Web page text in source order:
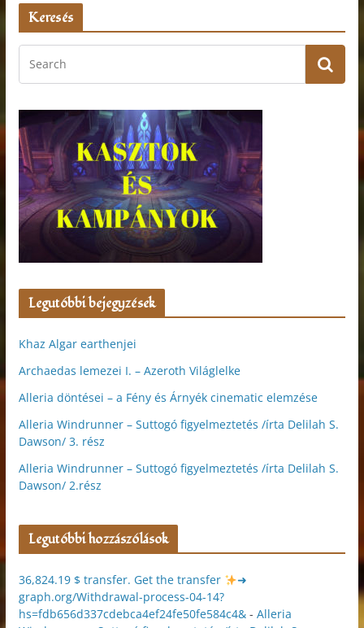
Keresés
Legutóbbi bejegyzések
Khaz Algar earthenjei
Archaedas lemezei I. – Azeroth Világlelke
Alleria döntései – a Fény és Árnyék cinematic elemzése
Alleria Windrunner – Suttogó figyelmeztetés /írta Delilah S.
Dawson/ 3. rész
Alleria Windrunner – Suttogó figyelmeztetés /írta Delilah S.
Dawson/ 2.rész
Legutóbbi hozzászólások
36,824.19 $ transfer. Get the transfer
➜
graph.org/Withdrawal-process-04-14?
hs=fdb656d337cdebca4ef24fe50fe584c4&- Alleria